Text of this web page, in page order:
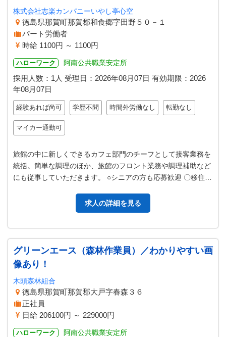
株式会社志楽カンパニーいやし亭心空
徳島県那賀町那賀郡和食郷字田野５０－１
パート労働者
時給 1100円 ～ 1100円
ハローワーク 阿南公共職業安定所
採用人数：1人 受理日： 2026年08月07日 有効期限： 2026
年08月07日
経験あれば尚可 学歴不問 時間外労働なし 転勤なし
マイカー通勤可
旅館の中に新しくできるカフェ部門のチーフとして接客業務を
統括。簡単な調理のほか、旅館のフロント業務や調理補助など
にも従事していただきます。 ○シニアの方も応募歓迎 〇移住希
求人の詳細を見る
グリーンエース（森林作業員）／わかりやすい画
像あり！
木頭森林組合
徳島県那賀町那賀郡大戸字春森３６
正社員
日給 206100円 ～ 229000円
ハローワーク 阿南公共職業安定所